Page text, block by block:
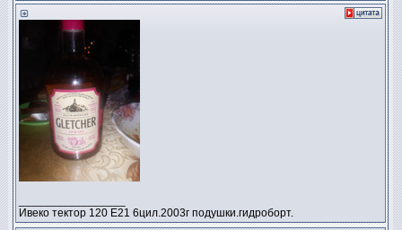
Ивеко тектор 120 Е21 6цил.2003г подушки.гидроборт.